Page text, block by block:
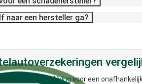
naar een hersteller ga?
de premievergelijking voor een